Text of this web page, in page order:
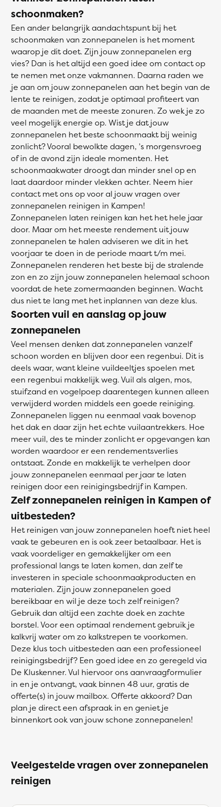
schoonmaken?
Een ander belangrijk aandachtspunt bij het
schoonmaken van zonnepanelen is het moment
waarop je dit doet. Zijn jouw zonnepanelen erg
vies? Dan is het altijd een goed idee om contact op
te nemen met onze vakmannen. Daarna raden we
je aan om jouw zonnepanelen aan het begin van de
lente te reinigen, zodat je optimaal profiteert van
de maanden met de meeste zonuren. Zo wek je zo
veel mogelijk energie op. Wist je dat jouw
zonnepanelen het beste schoonmaakt bij weinig
zonlicht? Vooral bewolkte dagen, ’s morgensvroeg
of in de avond zijn ideale momenten. Het
schoonmaakwater droogt dan minder snel op en
laat daardoor minder vlekken achter. Neem hier
contact met ons op voor al jouw vragen over
zonnepanelen reinigen in Kampen!
Zonnepanelen laten reinigen kan het het hele jaar
door. Maar om het meeste rendement uit jouw
zonnepanelen te halen adviseren we dit in het
voorjaar te doen in de periode maart t/m mei.
Zonnepanelen renderen het beste bij de stralende
zon en zo zijn jouw zonnepanelen helemaal schoon
voordat de hete zomermaanden beginnen. Wacht
dus niet te lang met het inplannen van deze klus.
Soorten vuil en aanslag op jouw
zonnepanelen
Veel mensen denken dat zonnepanelen vanzelf
schoon worden en blijven door een regenbui. Dit is
deels waar, want kleine vuildeeltjes spoelen met
een regenbui makkelijk weg. Vuil als algen, mos,
stuifzand en vogelpoep daarentegen kunnen alleen
verwijderd worden middels een goede reiniging.
Zonnepanelen liggen nu eenmaal vaak bovenop
het dak en daar zijn het echte vuilaantrekkers. Hoe
meer vuil, des te minder zonlicht er opgevangen kan
worden waardoor er een rendementsverlies
ontstaat. Zonde en makkelijk te verhelpen door
jouw zonnepanelen eenmaal per jaar te laten
reinigen door een reinigingsbedrijf in Kampen.
Zelf zonnepanelen reinigen in Kampen of
uitbesteden?
Het reinigen van jouw zonnepanelen hoeft niet heel
vaak te gebeuren en is ook zeer betaalbaar. Het is
vaak voordeliger en gemakkelijker om een
professional langs te laten komen, dan zelf te
investeren in speciale schoonmaakproducten en
materialen. Zijn jouw zonnepanelen goed
bereikbaar en wil je deze toch zelf reinigen?
Gebruik dan altijd een zachte doek en zachte
borstel. Voor een optimaal rendement gebruik je
kalkvrij water om zo kalkstrepen te voorkomen.
Deze klus toch uitbesteden aan een professioneel
reinigingsbedrijf? Een goed idee en zo geregeld via
De Kluskenner. Vul hiervoor ons aanvraagformulier
in en je ontvangt, vaak binnen 48 uur, gratis de
offerte(s) in jouw mailbox. Offerte akkoord? Dan
plan je direct een afspraak in en geniet je
binnenkort ook van jouw schone zonnepanelen!
Veelgestelde vragen over zonnepanelen
reinigen